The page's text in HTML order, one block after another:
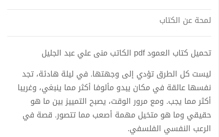
لمحة عن الكتاب
تحميل كتاب العمود pdf الكاتب منى علي عبد الجليل
ليست كل الطرق تؤدي إلى وجهتها. في ليلة هادئة، تجد
نفسها عالقة في مكان يبدو مألوفا أكثر مما ينبغي، وغريبا
أكثر مما يجب. ومع مرور الوقت، يصبح التمييز بين ما هو
حقيقي وما هو متخيل مهمة أصعب مما تتصور. قصة في
الرعب النفسي الفلسفي.